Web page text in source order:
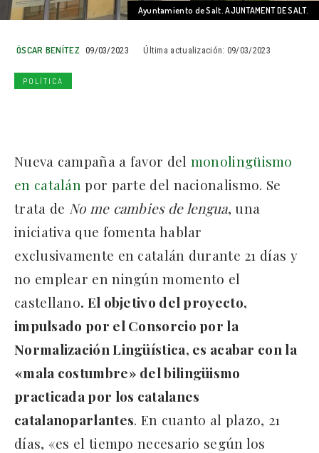
Ayuntamiento de Salt. AJUNTAMENT DE SALT.
ÓSCAR BENÍTEZ 09/03/2023 Última actualización: 09/03/2023
POLÍTICA
Nueva campaña a favor del monolingüismo
en catalán por parte del nacionalismo. Se
trata de No me cambies de lengua, una
iniciativa que fomenta hablar
exclusivamente en catalán durante 21 días y
no emplear en ningún momento el
castellano. El objetivo del proyecto,
impulsado por el Consorcio por la
Normalización Lingüística, es acabar con la
«mala costumbre» del bilingüismo
practicada por los catalanes
catalanoparlantes. En cuanto al plazo, 21
días, «es el tiempo necesario según los